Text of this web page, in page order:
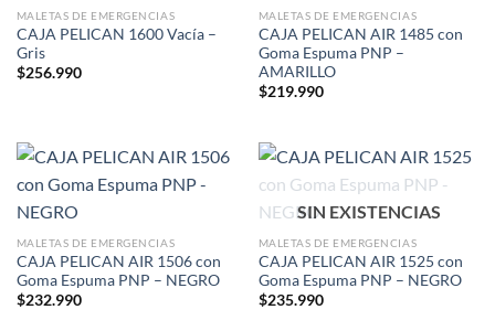
MALETAS DE EMERGENCIAS
CAJA PELICAN 1600 Vacía –
Gris
$256.990
MALETAS DE EMERGENCIAS
CAJA PELICAN AIR 1485 con
Goma Espuma PNP –
AMARILLO
$219.990
MALETAS DE EMERGENCIAS
CAJA PELICAN AIR 1506 con
Goma Espuma PNP – NEGRO
$232.990
SIN EXISTENCIAS
MALETAS DE EMERGENCIAS
CAJA PELICAN AIR 1525 con
Goma Espuma PNP – NEGRO
$235.990